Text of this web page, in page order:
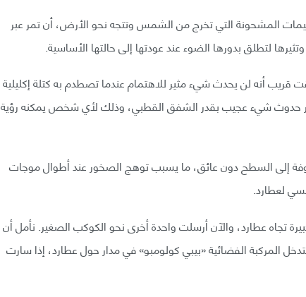
المشحونة التي تخرج من الشمس وتتجه نحو الأرض، أن تمر عبر
لتطلق بدورها الضوء عند عودتها إلى حالتها الأساسية.
قريب أنه لن يحدث شيء مثير للاهتمام عندما تصطدم به كتلة إكليلية
حدوث شيء عجيب بقدر الشفق القطبي، وذلك لأي شخص يمكنه رؤية
إلى السطح دون عائق، ما يسبب توهج الصخور عند أطوال موجات
لعطارد.
تجاه عطارد، والآن أرسلت واحدة أخرى نحو الكوكب الصغير. نأمل أن
المركبة الفضائية «بيبي كولومبو» في مدار حول عطارد، إذا سارت